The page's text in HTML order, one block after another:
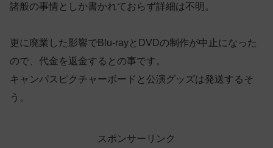
諸般の事情としか書かれておらず詳細は不明。
更に廃業した影響でBlu-rayとDVDの制作が中止になった
ので、代金を返金するとの事です。
キャンパスピクチャーボードと公演グッズは発送するそ
う。
スポンサーリンク